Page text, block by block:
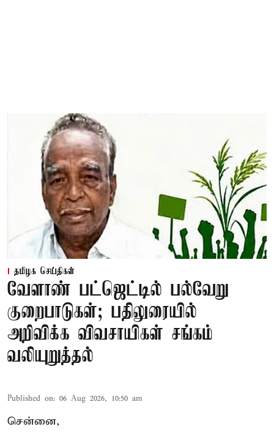
தமிழக செய்திகள்
வேளாண் பட்ஜெட்டில் பல்வேறு
குறைபாடுகள்; பதிலுரையில்
அறிவிக்க விவசாயிகள் சங்கம்
வலியுறுத்தல்
Published on: 06 Aug 2026, 10:50 am
சென்னை,